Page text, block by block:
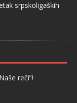
srpskoligaških
reči”!